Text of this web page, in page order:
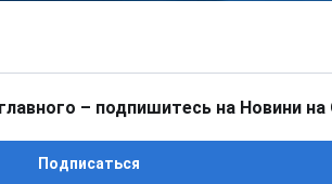
– подпишитесь на Новини на
Подписаться